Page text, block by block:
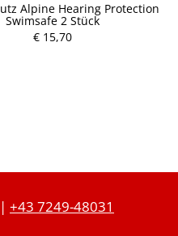
Alpine Hearing Protection
Swimsafe 2 Stück
€ 15,70
| +43 7249-48031